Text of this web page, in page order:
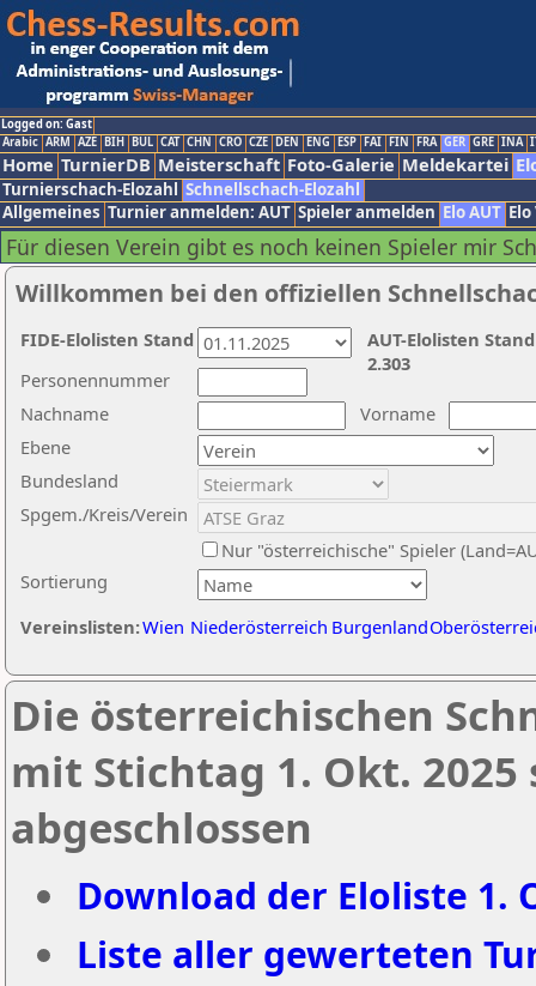
Logged on: Gast
Arabic ARM AZE BIH BUL CAT CHN CRO CZE DEN ENG ESP FAI FIN FRA GER GRE INA
Home TurnierDB Meisterschaft Foto-Galerie Meldekartei
Turnierschach-Elozahl Schnellschach-Elozahl
Allgemeines Turnier anmelden: AUT Spieler anmelden Elo AUT
Für diesen Verein gibt es noch keinen Spieler mir
Willkommen bei den offiziellen
Nachname
Vorname
Ebene
Sortierung
Personennummer
Bundesland
Spgem./Kreis/Verein
Nur "österreichische" Spieler
Vereinslisten:Wien Niederösterreich Burgenland
AUT-Elolisten
2.303
FIDE-Elolisten Stand
Die österreichischen
mit Stichtag 1. Okt.
abgeschlossen
Download der Eloliste 1.
Liste aller gewerteten